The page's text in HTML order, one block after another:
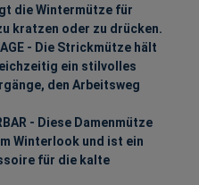
die Wintermütze für
kratzen oder zu drücken.
- Die Strickmütze hält
ein stilvolles
den Arbeitsweg
- Diese Damenmütze
Winterlook und ist ein
für die kalte